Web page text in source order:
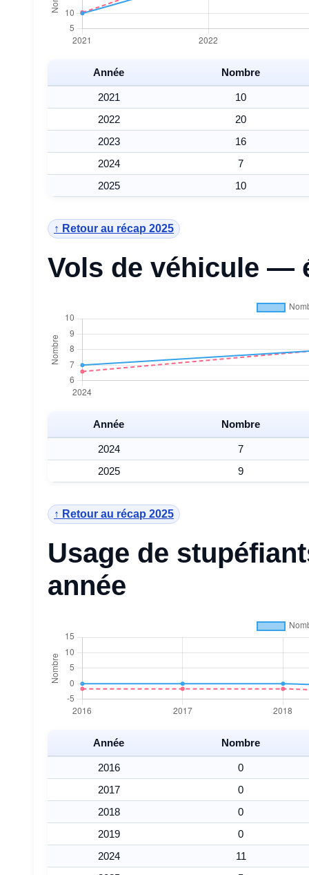
Année Nombre
2021
10
2022
20
2023
16
2024
7
2025
10
↑ Retour au récap 2025
Vols de véhicule —
Année Nombre
2024
7
2025
9
↑ Retour au récap 2025
Usage de
année
Année Nombre
2016
0
2017
0
2018
0
2019
0
2024
11